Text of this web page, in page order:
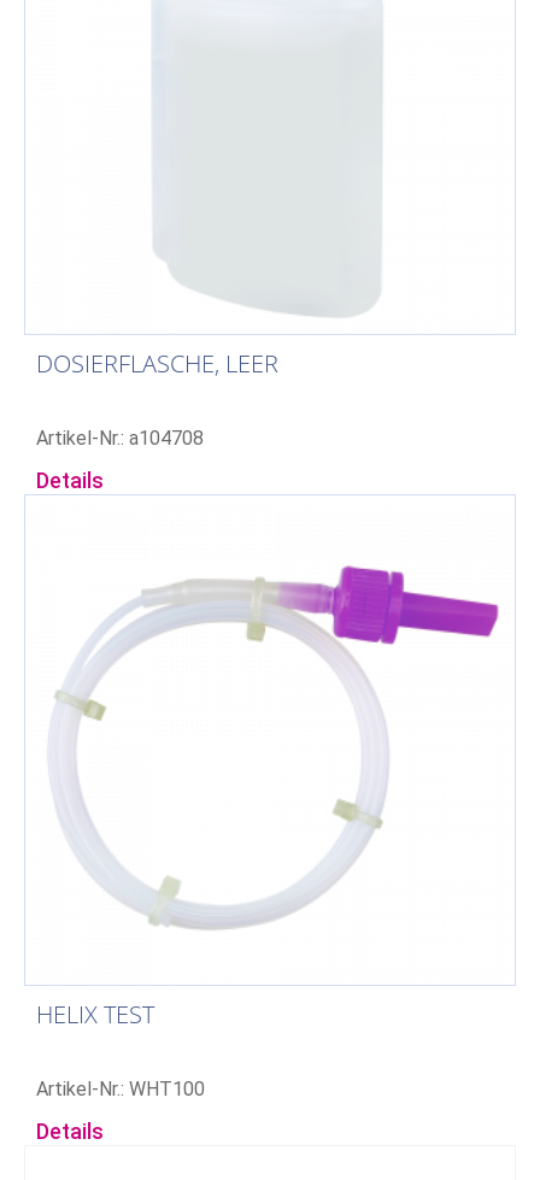
DOSIERFLASCHE, LEER
Artikel-Nr.: a104708
Details
HELIX TEST
Artikel-Nr.: WHT100
Details